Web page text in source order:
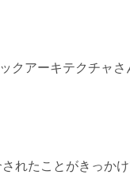
クアーキテクチャさ
れたことがきっか